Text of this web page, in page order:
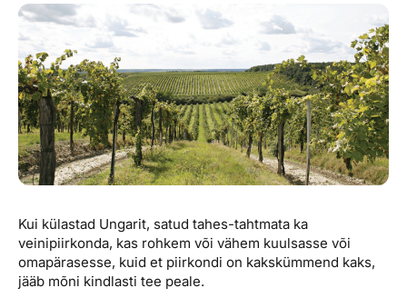
Reisitarvete e-pood
Airalo eSIM
Reisija meelespea
Kuldkaart
Platinum Club
Püsisoodustused
Boonuspunktid
Meist
Ettevõttest, kontaktid, reisikonsultandi teenus, tule
tööle, uudised...
Ettevõttest
Kontaktid
Reisikonsultandi teenus
Uudised
Kui külastad Ungarit, satud tahes-tahtmata ka
veinipiirkonda, kas rohkem või vähem kuulsasse või
omapärasesse, kuid et piirkondi on kakskümmend kaks,
jääb mõni kindlasti tee peale.